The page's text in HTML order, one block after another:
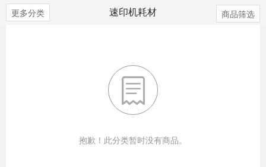
商品筛选
速印机耗材
更多分类

抱歉！此分类暂时没有商品。